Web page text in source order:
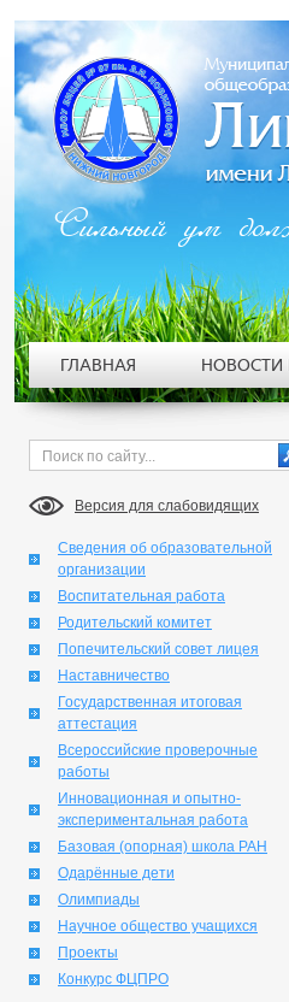
Версия для слабовидящих
Сведения об образовательной
организации
Воспитательная работа
Родительский комитет
Попечительский совет лицея
Наставничество
Государственная итоговая
аттестация
Всероссийские проверочные
работы
Инновационная и опытно-
экспериментальная работа
Базовая (опорная) школа РАН
Одарённые дети
Олимпиады
Научное общество учащихся
Проекты
Конкурс ФЦПРО
Сильный ум
ГЛАВНАЯ НОВОСТИ